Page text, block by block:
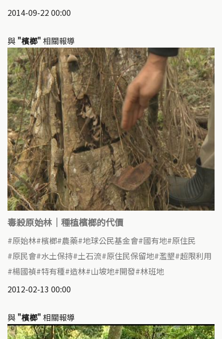
2014-09-22 00:00
與 "檳榔" 相關報導
毒殺原始林｜種植檳榔的代價
原始林 檳榔 農藥 地球公民基金會 國有地 原住民
原民會 水土保持 土石流 原住民保留地 濫墾 超限利用
楊國禎 特有種 造林 山坡地 開發 林班地
2012-02-13 00:00
與 "檳榔" 相關報導